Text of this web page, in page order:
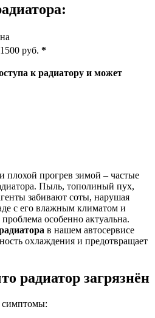
руб. *
к радиатору и может
плохой прогрев зимой – частые
Пыль, тополиный пух,
забивают соты, нарушая
с его влажным климатом и
особенно актуальна.
в нашем автосервисе
охлаждения и предотвращает
радиатор загрязнён
симптомы: